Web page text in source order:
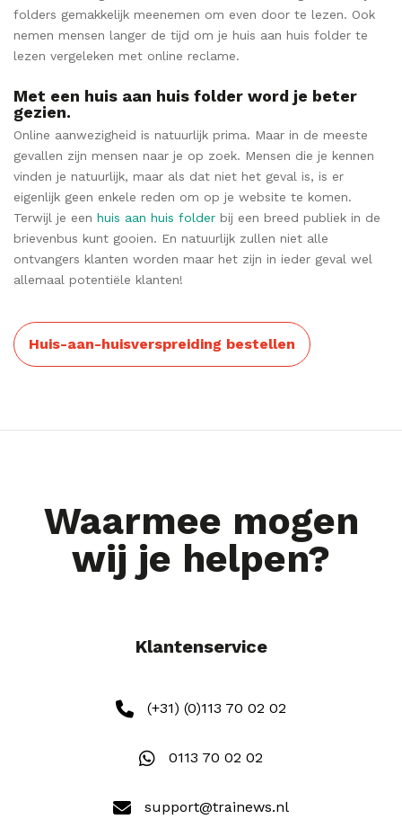
folders gemakkelijk meenemen om even door te lezen. Ook
nemen mensen langer de tijd om je huis aan huis folder te
lezen vergeleken met online reclame.
Met een huis aan huis folder word je beter
gezien.
Online aanwezigheid is natuurlijk prima. Maar in de meeste
gevallen zijn mensen naar je op zoek. Mensen die je kennen
vinden je natuurlijk, maar als dat niet het geval is, is er
eigenlijk geen enkele reden om op je website te komen.
Terwijl je een huis aan huis folder bij een breed publiek in de
brievenbus kunt gooien. En natuurlijk zullen niet alle
ontvangers klanten worden maar het zijn in ieder geval wel
allemaal potentiële klanten!
Huis-aan-huisverspreiding bestellen
Waarmee mogen
wij je helpen?
Klantenservice
(+31) (0)113 70 02 02
0113 70 02 02
support@trainews.nl